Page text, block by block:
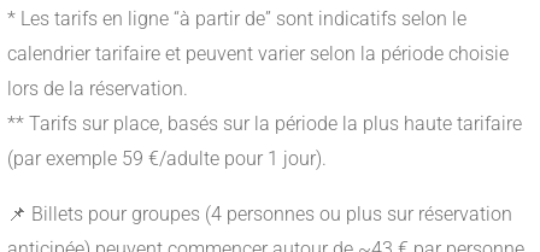
* Les tarifs en ligne “à partir de” sont indicatifs selon le
calendrier tarifaire et peuvent varier selon la période choisie
lors de la réservation.
** Tarifs sur place, basés sur la période la plus haute tarifaire
(par exemple 59 €/adulte pour 1 jour).
📌 Billets pour groupes (4 personnes ou plus sur réservation